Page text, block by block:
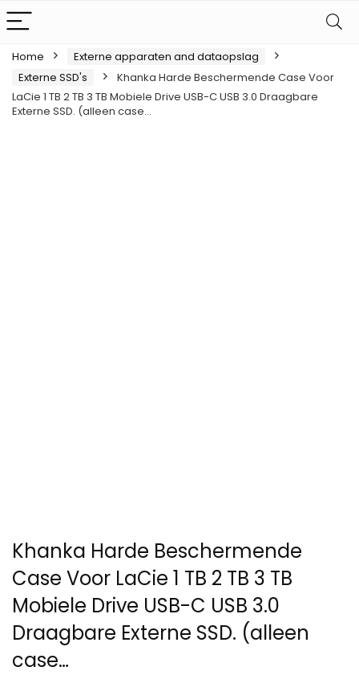
Home
Externe apparaten and dataopslag
Externe SSD's
Khanka Harde Beschermende Case Voor
LaCie 1 TB 2 TB 3 TB Mobiele Drive USB-C USB 3.0 Draagbare
Externe SSD. (alleen case…
Khanka Harde Beschermende
Case Voor LaCie 1 TB 2 TB 3 TB
Mobiele Drive USB-C USB 3.0
Draagbare Externe SSD. (alleen
case…